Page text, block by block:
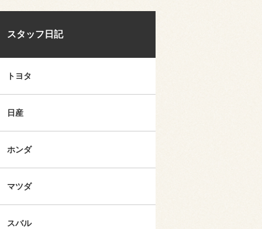
スタッフ日記
トヨタ
日産
ホンダ
マツダ
スバル